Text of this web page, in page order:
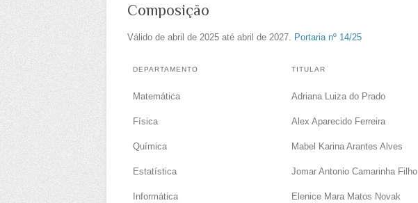
Composição
Válido de abril de 2025 até abril de 2027. Portaria nº 14/25
DEPARTAMENTO TITULAR
Matemática Adriana Luiza do Prado
Física Alex Aparecido Ferreira
Química Mabel Karina Arantes Alves
Estatística Jomar Antonio Camarinha Filho
Informática Elenice Mara Matos Novak